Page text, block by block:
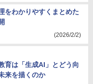
をわかりやすくまとめた
(2026/2/2)
育は「生成AI」とどう向
来を描くのか